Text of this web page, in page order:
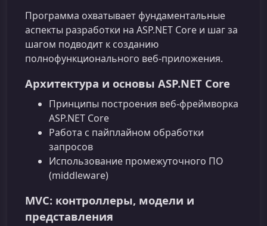
Программа охватывает фундаментальные
аспекты разработки на ASP.NET Core и шаг за
шагом подводит к созданию
полнофункционального веб‑приложения.
Архитектура и основы ASP.NET Core
Принципы построения веб‑фреймворка
ASP.NET Core
Работа с пайплайном обработки
запросов
Использование промежуточного ПО
(middleware)
MVC: контроллеры, модели и
представления